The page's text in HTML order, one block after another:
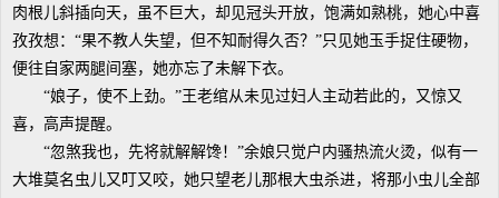
肉根儿斜插向天，虽不巨大，却见冠头开放，饱满如熟桃，她心中喜
孜孜想：“果不教人失望，但不知耐得久否？”只见她玉手捉住硬物，
便往自家两腿间塞，她亦忘了未解下衣。
“娘子，使不上劲。”王老绾从未见过妇人主动若此的，又惊又
喜，高声提醒。
“忽煞我也，先将就解解馋！”余娘只觉户内骚热流火烫，似有一
大堆莫名虫儿又叮又咬，她只望老儿那根大虫杀进，将那小虫儿全部